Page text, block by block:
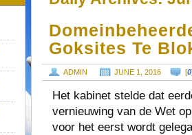
Goksites Te
ADMIN JUNE 1, 2016 [0
Het kabinet stelde dat
vernieuwing van de Wet
voor het eerst wordt